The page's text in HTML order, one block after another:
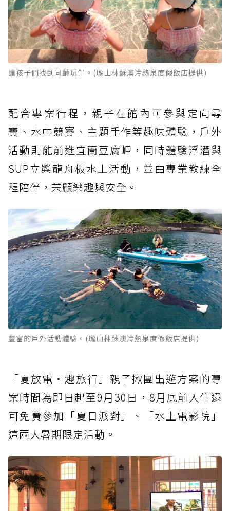
讓孩子們找到同齡玩伴。(瓏山林蘇澳冷熱泉度假飯店提供)
配合專案行程，親子在館內可參與定向尋
寶、水中競賽、主題手作等趣味體驗，戶外
活動則能前進宜蘭豆腐岬，同時體驗浮潛與
SUP立槳龍舟板水上活動，並由專業教練全
程陪伴，兼顧樂趣與安全。
豐富的戶外活動體驗。(瓏山林蘇澳冷熱泉度假飯店提供)
「夏放電‧趣旅行」親子揪團出遊方案的專
案時間為即日起至9月30日，8月底前入住還
可免費參加「夏日派對」、「水上電影院」
這兩大暑期限定活動。